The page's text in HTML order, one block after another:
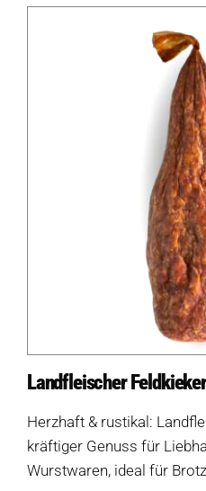
Landfleischer Feldkieker
Herzhaft & rustikal:
kräftiger Genuss für
Wurstwaren, ideal für
Produkt-Übersicht
Produkte nach
Produkte nach Saison
Hofladen Seebach
Über uns